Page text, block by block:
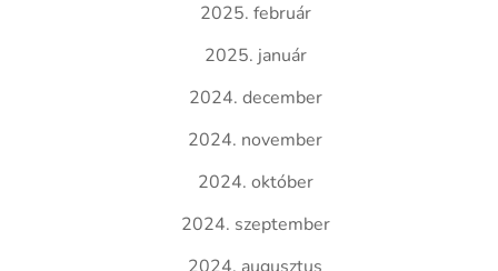
2025. február
2025. január
2024. december
2024. november
2024. október
2024. szeptember